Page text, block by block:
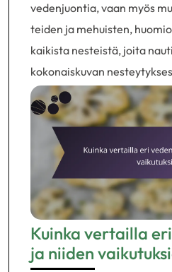
vedenjuontia, vaan myös
teiden ja mehuisten,
kaikista nesteistä, joita
kokonaiskuvan
Kuinka vertailla
ja niiden